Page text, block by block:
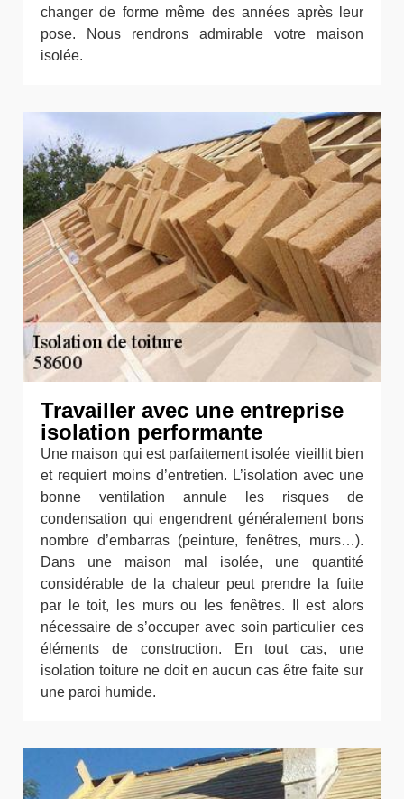
changer de forme même des années après leur
pose. Nous rendrons admirable votre maison
isolée.
Travailler avec une entreprise
isolation performante
Une maison qui est parfaitement isolée vieillit bien
et requiert moins d’entretien. L’isolation avec une
bonne ventilation annule les risques de
condensation qui engendrent généralement bons
nombre d’embarras (peinture, fenêtres, murs…).
Dans une maison mal isolée, une quantité
considérable de la chaleur peut prendre la fuite
par le toit, les murs ou les fenêtres. Il est alors
nécessaire de s’occuper avec soin particulier ces
éléments de construction. En tout cas, une
isolation toiture ne doit en aucun cas être faite sur
une paroi humide.